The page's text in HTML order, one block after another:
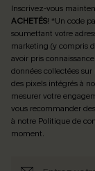
Inscrivez-vous
ACHETÉS! *Un code
soumettant votre
marketing (y compris
avoir pris
données collectées
des pixels intégrés à
mesurer votre
vous recommander
à notre Politique de
moment.